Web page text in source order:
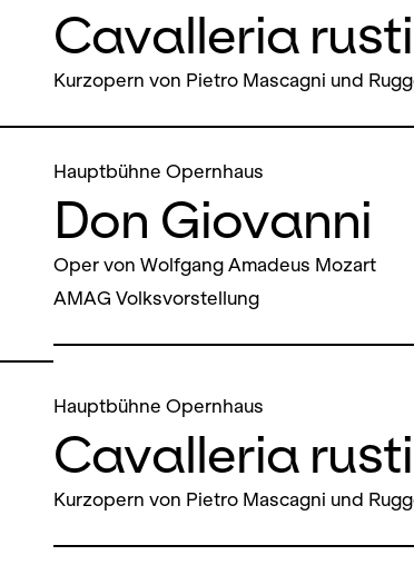
Cavalleria
Kurzopern von Pietro Mascagni und
Hauptbühne Opernhaus
Don Giovanni
Oper von Wolfgang Amadeus Mozart
AMAG Volksvorstellung
Hauptbühne Opernhaus
Cavalleria
Kurzopern von Pietro Mascagni und